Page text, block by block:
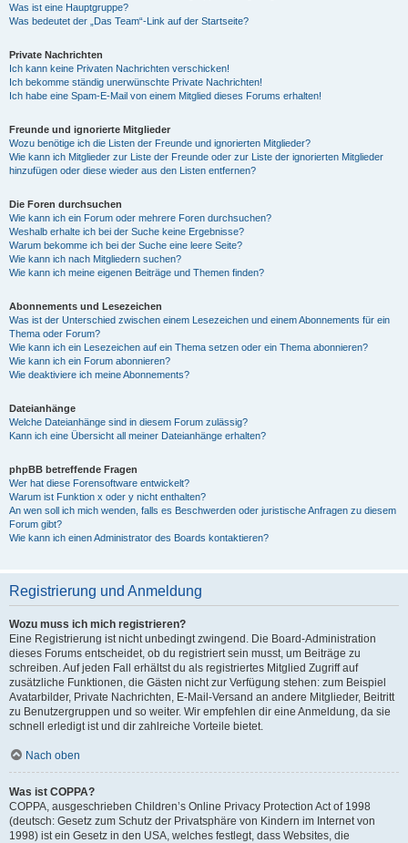
Was ist eine Hauptgruppe?
Was bedeutet der „Das Team“-Link auf der Startseite?
Private Nachrichten
Ich kann keine Privaten Nachrichten verschicken!
Ich bekomme ständig unerwünschte Private Nachrichten!
Ich habe eine Spam-E-Mail von einem Mitglied dieses Forums erhalten!
Freunde und ignorierte Mitglieder
Wozu benötige ich die Listen der Freunde und ignorierten Mitglieder?
Wie kann ich Mitglieder zur Liste der Freunde oder zur Liste der ignorierten Mitglieder
hinzufügen oder diese wieder aus den Listen entfernen?
Die Foren durchsuchen
Wie kann ich ein Forum oder mehrere Foren durchsuchen?
Weshalb erhalte ich bei der Suche keine Ergebnisse?
Warum bekomme ich bei der Suche eine leere Seite?
Wie kann ich nach Mitgliedern suchen?
Wie kann ich meine eigenen Beiträge und Themen finden?
Abonnements und Lesezeichen
Was ist der Unterschied zwischen einem Lesezeichen und einem Abonnements für ein
Thema oder Forum?
Wie kann ich ein Lesezeichen auf ein Thema setzen oder ein Thema abonnieren?
Wie kann ich ein Forum abonnieren?
Wie deaktiviere ich meine Abonnements?
Dateianhänge
Welche Dateianhänge sind in diesem Forum zulässig?
Kann ich eine Übersicht all meiner Dateianhänge erhalten?
phpBB betreffende Fragen
Wer hat diese Forensoftware entwickelt?
Warum ist Funktion x oder y nicht enthalten?
An wen soll ich mich wenden, falls es Beschwerden oder juristische Anfragen zu diesem
Forum gibt?
Wie kann ich einen Administrator des Boards kontaktieren?
Registrierung und Anmeldung
Wozu muss ich mich registrieren?
Eine Registrierung ist nicht unbedingt zwingend. Die Board-Administration
dieses Forums entscheidet, ob du registriert sein musst, um Beiträge zu
schreiben. Auf jeden Fall erhältst du als registriertes Mitglied Zugriff auf
zusätzliche Funktionen, die Gästen nicht zur Verfügung stehen: zum Beispiel
Avatarbilder, Private Nachrichten, E-Mail-Versand an andere Mitglieder, Beitritt
zu Benutzergruppen und so weiter. Wir empfehlen dir eine Anmeldung, da sie
schnell erledigt ist und dir zahlreiche Vorteile bietet.
Nach oben
Was ist COPPA?
COPPA, ausgeschrieben Children’s Online Privacy Protection Act of 1998
(deutsch: Gesetz zum Schutz der Privatsphäre von Kindern im Internet von
1998) ist ein Gesetz in den USA, welches festlegt, dass Websites, die